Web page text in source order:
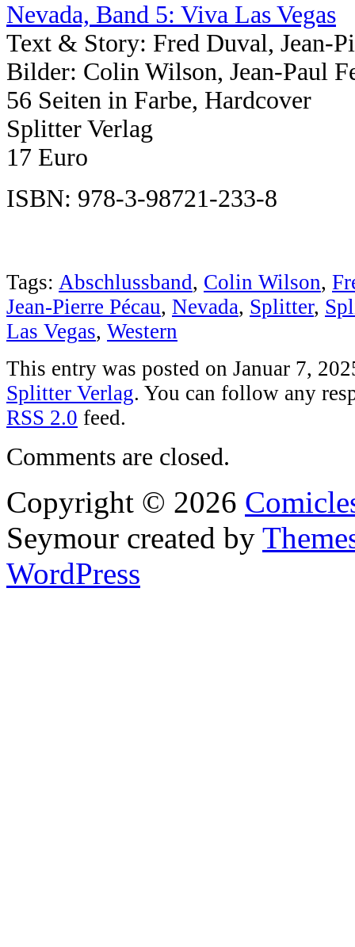
Nevada, Band 5: Viva Las Vegas
Text & Story: Fred Duval, Jean-
Bilder: Colin Wilson, Jean-Paul
56 Seiten in Farbe, Hardcover
Splitter Verlag
17 Euro
ISBN: 978-3-98721-233-8
Tags: Abschlussband, Colin Wilson,
Jean-Pierre Pécau, Nevada, Splitter,
Las Vegas, Western
This entry was posted on Januar 7,
Splitter Verlag. You can follow any
RSS 2.0 feed.
Comments are closed.
Copyright © 2026
Seymour created by
WordPress